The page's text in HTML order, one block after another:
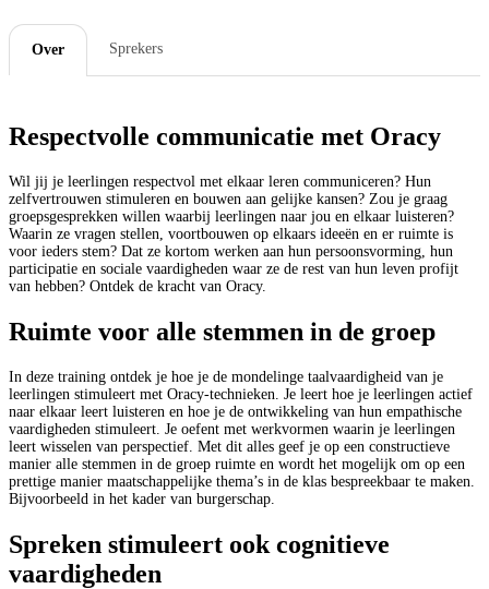
Over Sprekers
Respectvolle communicatie met Oracy
Wil jij je leerlingen respectvol met elkaar leren communiceren? Hun
zelfvertrouwen stimuleren en bouwen aan gelijke kansen? Zou je graag
groepsgesprekken willen waarbij leerlingen naar jou en elkaar luisteren?
Waarin ze vragen stellen, voortbouwen op elkaars ideeën en er ruimte is
voor ieders stem? Dat ze kortom werken aan hun persoonsvorming, hun
participatie en sociale vaardigheden waar ze de rest van hun leven profijt
van hebben? Ontdek de kracht van Oracy.
Ruimte voor alle stemmen in de groep
In deze training ontdek je hoe je de mondelinge taalvaardigheid van je
leerlingen stimuleert met Oracy-technieken. Je leert hoe je leerlingen actief
naar elkaar leert luisteren en hoe je de ontwikkeling van hun empathische
vaardigheden stimuleert. Je oefent met werkvormen waarin je leerlingen
leert wisselen van perspectief. Met dit alles geef je op een constructieve
manier alle stemmen in de groep ruimte en wordt het mogelijk om op een
prettige manier maatschappelijke thema’s in de klas bespreekbaar te maken.
Bijvoorbeeld in het kader van burgerschap.
Spreken stimuleert ook cognitieve
vaardigheden